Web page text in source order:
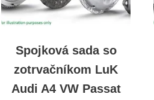
Spojková sada so
zotrvačníkom LuK
Audi A4 VW Passat